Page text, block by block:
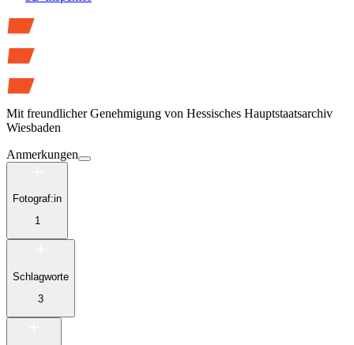
Mit freundlicher Genehmigung von Hessisches Hauptstaatsarchiv
Wiesbaden
Anmerkungen
Fotograf:in
1
Schlagworte
3